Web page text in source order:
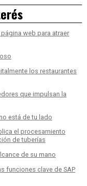
web para atraer
los restaurantes
que impulsan la
está de tu lado
el procesamiento
de tuberías
de su mano
funciones clave de SAP